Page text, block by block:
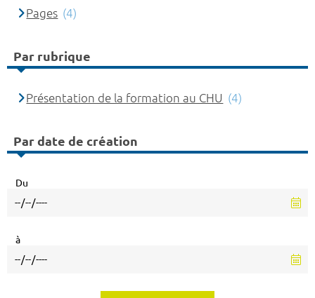
Pages (4)
Par rubrique
Présentation de la formation au CHU (4)
Par date de création
Du
à